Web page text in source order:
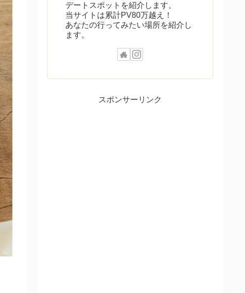
デートスポットを紹介します。
当サイトは累計PV80万越え！
あなたの行ってみたい場所を紹介し
ます。
スポンサーリンク